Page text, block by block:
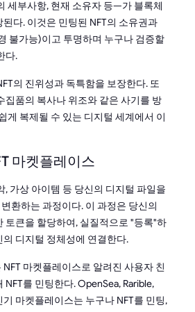
세부사항, 현재 소유자 등—가 블록체
다. 이것은 민팅된 NFT의 소유권과
불가능)이고 투명하며 누구나 검증할
다.
의 진위성과 독특함을 보장한다. 또
집품의 복사나 위조와 같은 사기를 방
게 복제될 수 있는 디지털 세계에서 이
마켓플레이스
, 가상 아이템 등 당신의 디지털 파일을
환하는 과정이다. 이 과정은 당신의
토큰을 할당하여, 실질적으로 "등록"하
디지털 정체성에 연결한다.
마켓플레이스로 알려진 사용자 친
NFT를 민팅한다. OpenSea, Rarible,
마켓플레이스는 누구나 NFT를 민팅,